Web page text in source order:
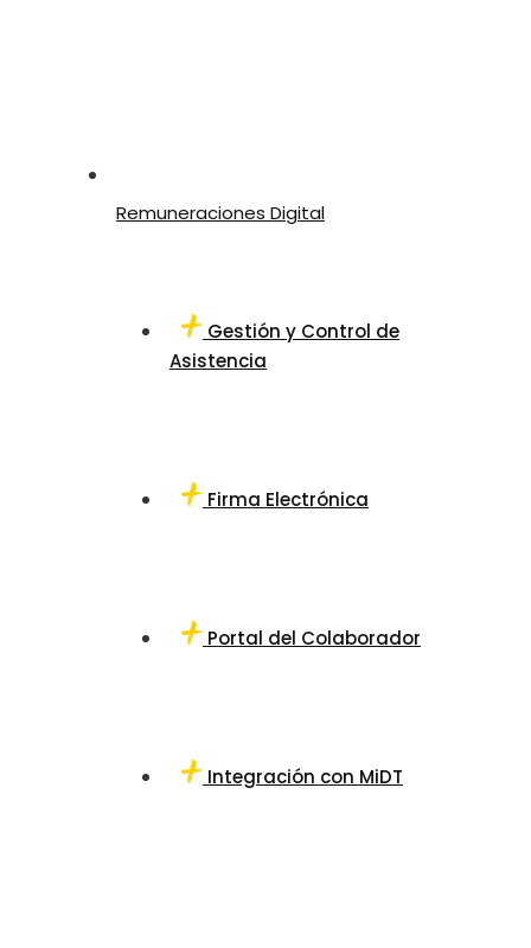
Remuneraciones Digital
Gestión y Control de
Asistencia
Firma Electrónica
Portal del Colaborador
Integración con MiDT